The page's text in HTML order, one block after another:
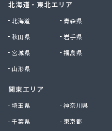
串田燃料店
熊谷化学株式会社
原島燃料店
古姓商店
五十嵐燃料店
江本商店
高橋商店
佐藤燃料店
北海道・東北エリア
北海道
青森県
秋田県
岩手県
宮城県
福島県
山形県
関東エリア
埼玉県
神奈川県
千葉県
東京都